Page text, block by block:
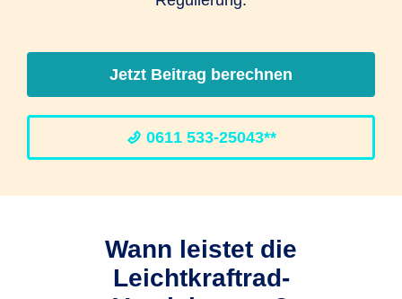
Jetzt Beitrag berechnen
0611 533-25043**
Wann leistet die
Leichtkraftrad-